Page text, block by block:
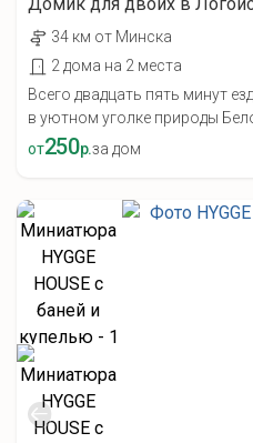
34 км от Минска
2 дома на 2 места
Всего двадцать пять минут
в уютном уголке природы
от250р.за дом